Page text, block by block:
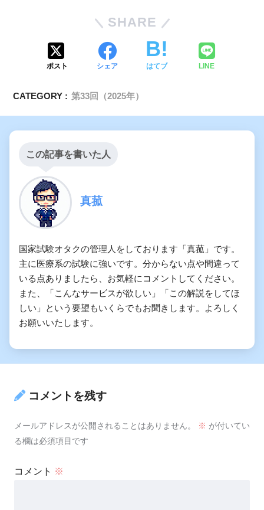
SHARE
ポスト シェア はてブ LINE
CATEGORY : 第33回（2025年）
この記事を書いた人
真菰
国家試験オタクの管理人をしております「真菰」です。
主に医療系の試験に強いです。分からない点や間違って
いる点ありましたら、お気軽にコメントしてください。
また、「こんなサービスが欲しい」「この解説をしてほ
しい」という要望もいくらでもお聞きします。よろしく
お願いいたします。
コメントを残す
メールアドレスが公開されることはありません。 ※ が付いてい
る欄は必須項目です
コメント ※